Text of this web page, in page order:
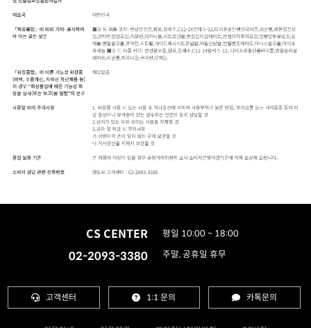
CS CENTER
02-2093-3380
평일 10:00 ~ 18:00
주말, 공휴일 휴무
고객센터 1:1 문의 카톡문의